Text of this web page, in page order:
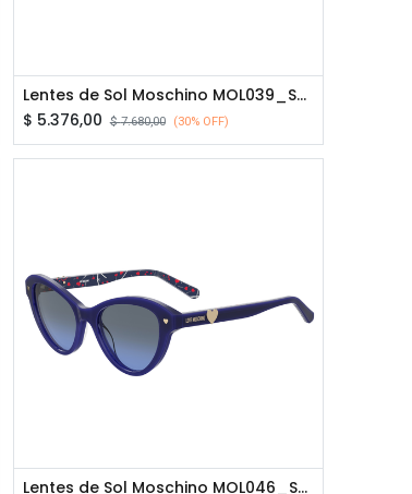
Lentes de Sol Moschino MOL039_S_08670_P02
$ 5.376,00 $7.680,00 (30% OFF)
Lentes de Sol Moschino MOL046_S_PJPGB_P00